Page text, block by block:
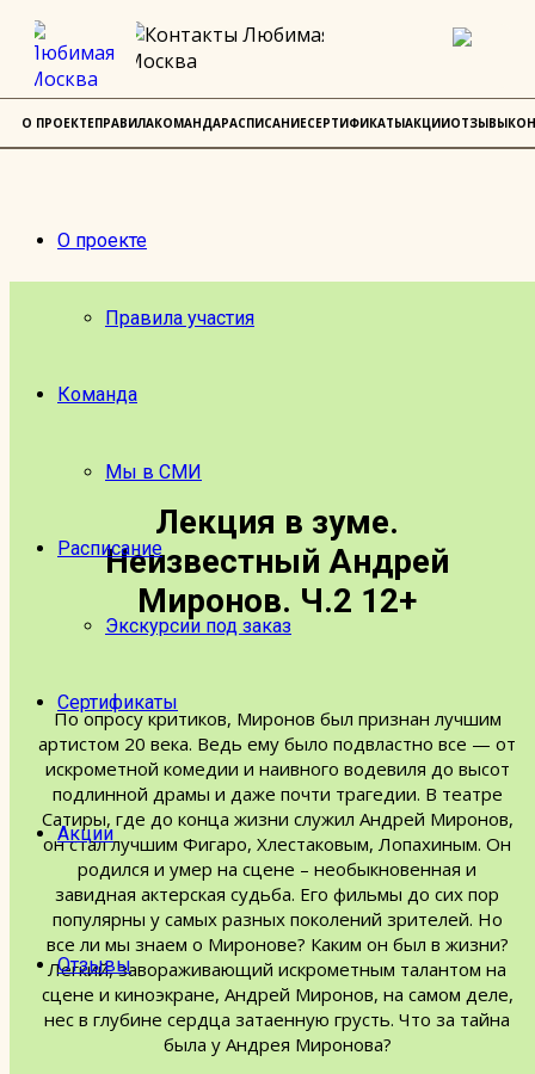
О проекте
Правила участия
Команда
Мы в СМИ
Расписание
Экскурсии под заказ
Сертификаты
Акции
Отзывы
Лекция в зуме.
Неизвестный Андрей
Миронов. Ч.2 12+
По опросу критиков, Миронов был признан лучшим
артистом 20 века. Ведь ему было подвластно все — от
искрометной комедии и наивного водевиля до высот
подлинной драмы и даже почти трагедии. В театре
Сатиры, где до конца жизни служил Андрей Миронов,
он стал лучшим Фигаро, Хлестаковым, Лопахиным. Он
родился и умер на сцене – необыкновенная и
завидная актерская судьба. Его фильмы до сих пор
популярны у самых разных поколений зрителей. Но
все ли мы знаем о Миронове? Каким он был в жизни?
Легкий, завораживающий искрометным талантом на
сцене и киноэкране, Андрей Миронов, на самом деле,
нес в глубине сердца затаенную грусть. Что за тайна
была у Андрея Миронова?
О ПРОЕКТЕПРАВИЛАКОМАНДАРАСПИСАНИЕСЕРТИФИКАТЫАКЦИИОТЗЫВЫ